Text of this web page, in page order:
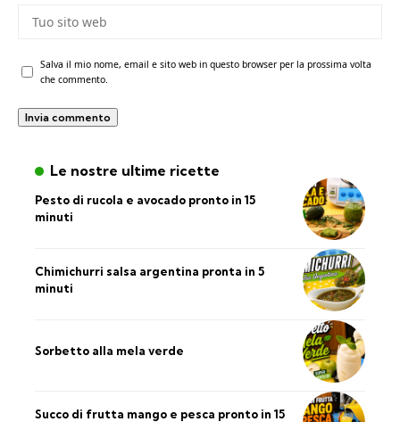
Salva il mio nome, email e sito web in questo browser per la prossima volta
che commento.
Le nostre ultime ricette
Pesto di rucola e avocado pronto in 15
minuti
Chimichurri salsa argentina pronta in 5
minuti
Sorbetto alla mela verde
Succo di frutta mango e pesca pronto in 15